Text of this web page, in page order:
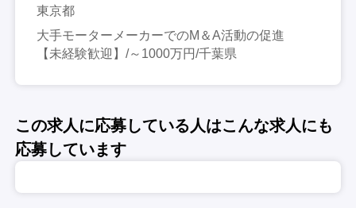
東京都
大手モーターメーカーでのM＆A活動の促進
【未経験歓迎】/～1000万円/千葉県
この求人に応募している人はこんな求人にも
応募しています